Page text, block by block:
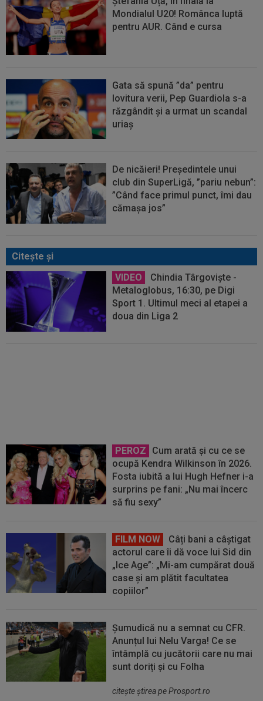
Mondialul U20! Românca luptă
pentru AUR. Când e cursa
Gata să spună ”da” pentru
lovitura verii, Pep Guardiola s-a
răzgândit și a urmat un scandal
uriaș
De nicăieri! Președintele unui
club din SuperLigă, ”pariu nebun”:
”Când face primul punct, îmi dau
cămașa jos”
Citeşte şi
VIDEO
Chindia Târgoviște -
Metaloglobus, 16:30, pe Digi
Sport 1. Ultimul meci al etapei a
doua din Liga 2
PEROZ
Cum arată și cu ce se
ocupă Kendra Wilkinson în 2026.
Fosta iubită a lui Hugh Hefner i-a
surprins pe fani: „Nu mai încerc
să fiu sexy”
FILM NOW
Câți bani a câștigat
actorul care îi dă voce lui Sid din
„Ice Age”: „Mi-am cumpărat două
case și am plătit facultatea
copiilor”
Șumudică nu a semnat cu CFR.
Anunțul lui Nelu Varga! Ce se
întâmplă cu jucătorii care nu mai
sunt doriți și cu Folha
citeşte ştirea pe Prosport.ro